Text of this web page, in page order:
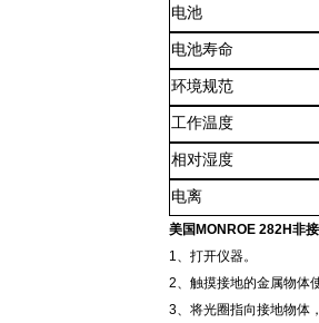
电池
电池寿命
环境规范
工作温度
相对湿度
电离
美国 MONROE 282H非
1、打开仪器。
2、触摸接地的金属物体
3、将光圈指向接地物体